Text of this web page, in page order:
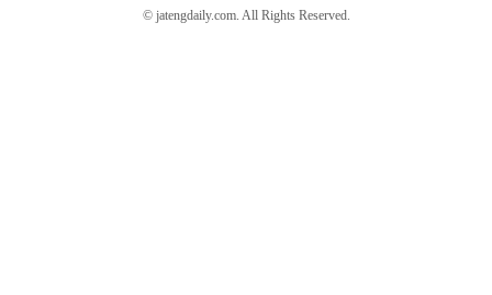
© jatengdaily.com. All Rights Reserved.